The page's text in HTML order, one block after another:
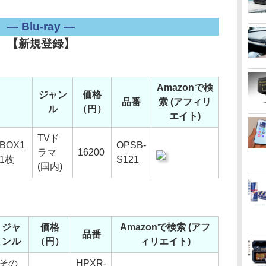
― Blu-ray ―
【新規登録】
ジャン
ル
価格
（円）
品番
Amazonで検
索 (アフィリ
エイト)
枚
TVド
ラマ
(国内)
16200
OPSB-
S121
ジャ
ンル
価格
（円）
品番
Amazonで検索 (アフ
ィリエイト)
の HPXR-